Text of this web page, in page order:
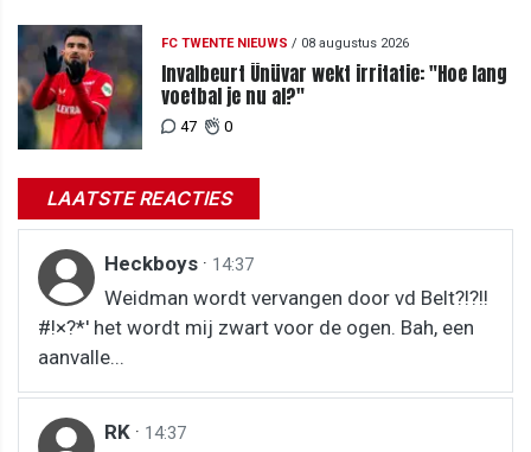
FC TWENTE NIEUWS / 08 augustus 2026
Invalbeurt Ünüvar wekt irritatie: "Hoe lang
voetbal je nu al?"
47 0
LAATSTE REACTIES
Heckboys · 14:37
Weidman wordt vervangen door vd Belt?!?!!
#!×?*' het wordt mij zwart voor de ogen. Bah, een
aanvalle...
RK · 14:37